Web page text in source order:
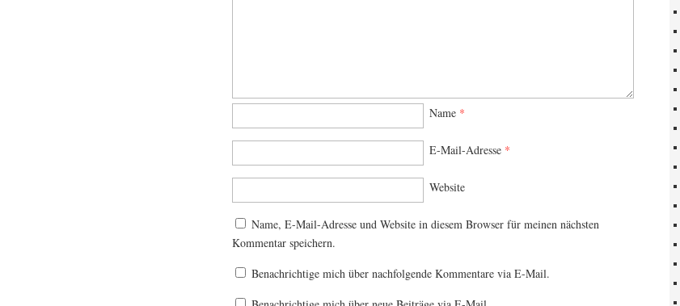
Name *
E-Mail-Adresse *
Website
Name, E-Mail-Adresse und Website in diesem Browser für meinen nächsten
Kommentar speichern.
Benachrichtige mich über nachfolgende Kommentare via E-Mail.